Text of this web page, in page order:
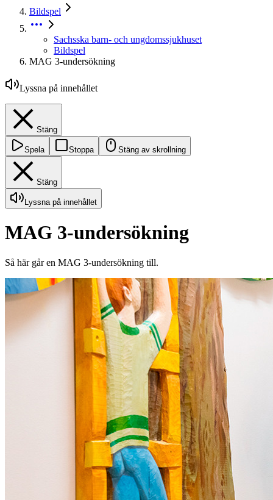
Bildspel
Sachsska barn- och ungdomssjukhuset
Bildspel
MAG 3-undersökning
Lyssna på innehållet
Stäng
Spela Stoppa Stäng av skrollning
Stäng
Lyssna på innehållet
MAG 3-undersökning
Så här går en MAG 3-undersökning till.